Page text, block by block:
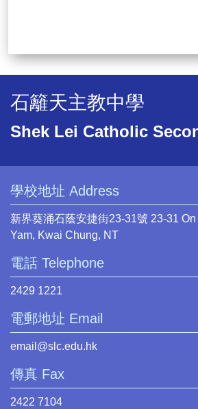
石籬天主教中學
Shek Lei Catholic
學校地址 Address
新界葵涌石蔭安捷街23-31號 23-31
Yam, Kwai Chung, NT
電話 Telephone
2429 1221
電郵地址 Email
email@slc.edu.hk
傳真 Fax
2422 7104